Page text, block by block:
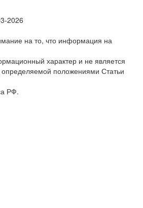
2026
на то, что информация на
характер и не является
положениями Статьи
РФ.